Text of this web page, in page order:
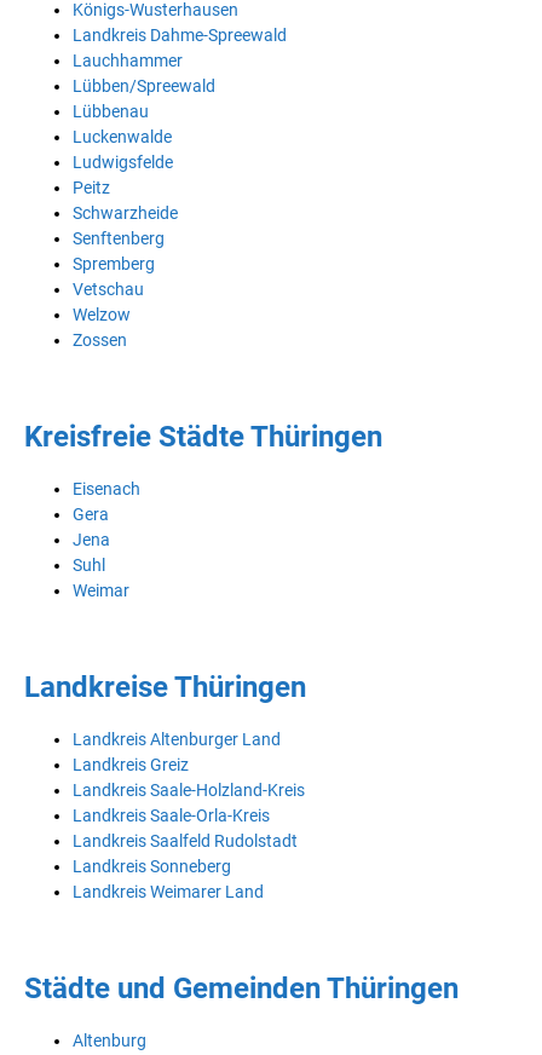
Königs-Wusterhausen
Landkreis Dahme-Spreewald
Lauchhammer
Lübben/Spreewald
Lübbenau
Luckenwalde
Ludwigsfelde
Peitz
Schwarzheide
Senftenberg
Spremberg
Vetschau
Welzow
Zossen
Kreisfreie Städte Thüringen
Eisenach
Gera
Jena
Suhl
Weimar
Landkreise Thüringen
Landkreis Altenburger Land
Landkreis Greiz
Landkreis Saale-Holzland-Kreis
Landkreis Saale-Orla-Kreis
Landkreis Saalfeld Rudolstadt
Landkreis Sonneberg
Landkreis Weimarer Land
Städte und Gemeinden Thüringen
Altenburg